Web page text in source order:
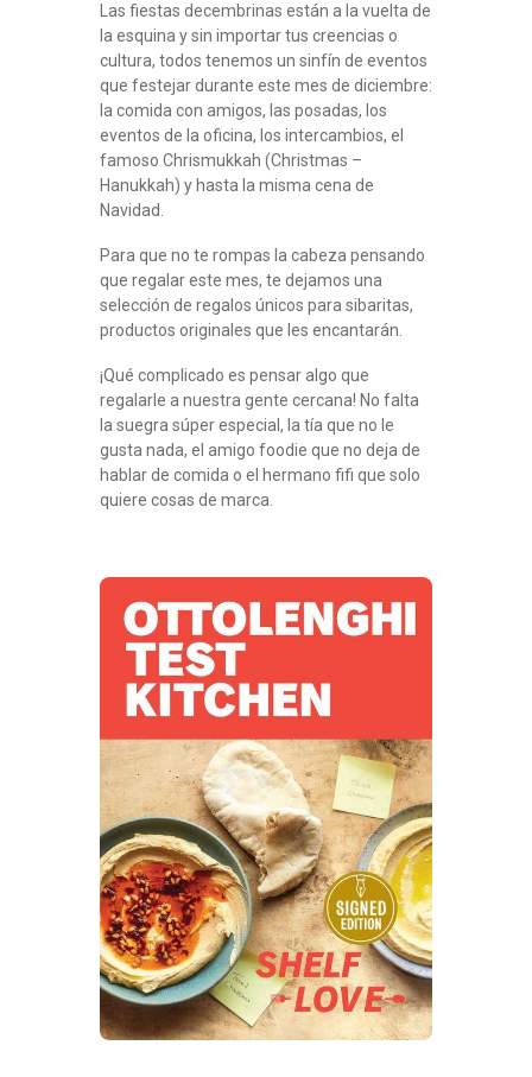
Las fiestas decembrinas están a la vuelta de
la esquina y sin importar tus creencias o
cultura, todos tenemos un sinfín de eventos
que festejar durante este mes de diciembre:
la comida con amigos, las posadas, los
eventos de la oficina, los intercambios, el
famoso Chrismukkah (Christmas –
Hanukkah) y hasta la misma cena de
Navidad.
Para que no te rompas la cabeza pensando
que regalar este mes, te dejamos una
selección de regalos únicos para sibaritas,
productos originales que les encantarán.
¡Qué complicado es pensar algo que
regalarle a nuestra gente cercana! No falta
la suegra súper especial, la tía que no le
gusta nada, el amigo foodie que no deja de
hablar de comida o el hermano fifi que solo
quiere cosas de marca.